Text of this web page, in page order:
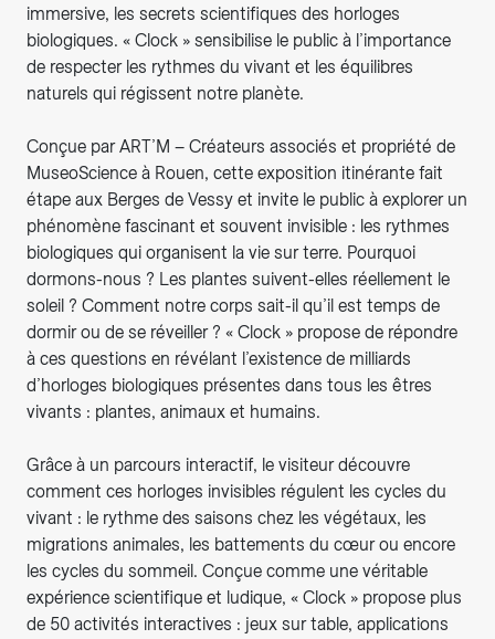
immersive, les secrets scientifiques des horloges
biologiques. « Clock » sensibilise le public à l’importance
de respecter les rythmes du vivant et les équilibres
naturels qui régissent notre planète.
Conçue par ART’M – Créateurs associés et propriété de
MuseoScience à Rouen, cette exposition itinérante fait
étape aux Berges de Vessy et invite le public à explorer un
phénomène fascinant et souvent invisible : les rythmes
biologiques qui organisent la vie sur terre. Pourquoi
dormons-nous ? Les plantes suivent-elles réellement le
soleil ? Comment notre corps sait-il qu’il est temps de
dormir ou de se réveiller ? « Clock » propose de répondre
à ces questions en révélant l’existence de milliards
d’horloges biologiques présentes dans tous les êtres
vivants : plantes, animaux et humains.
Grâce à un parcours interactif, le visiteur découvre
comment ces horloges invisibles régulent les cycles du
vivant : le rythme des saisons chez les végétaux, les
migrations animales, les battements du cœur ou encore
les cycles du sommeil. Conçue comme une véritable
expérience scientifique et ludique, « Clock » propose plus
de 50 activités interactives : jeux sur table, applications